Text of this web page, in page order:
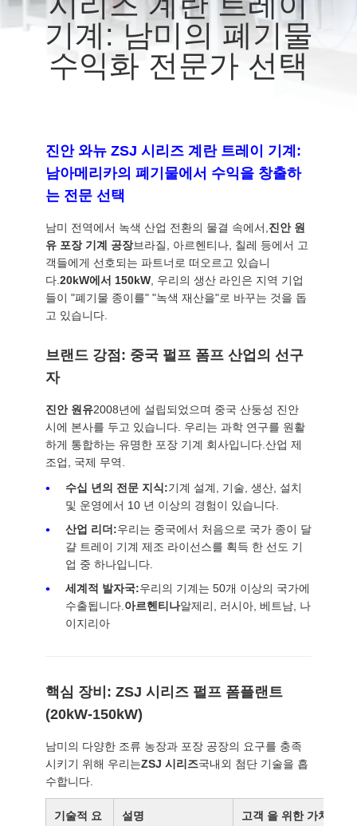
사
기계: 남미의 폐기물
수익화 전문가 선택
진안 와뉴 ZSJ 시리즈 계란 트레이 기계:
남아메리카의 폐기물에서 수익을 창출하
는 전문 선택
남미 전역에서 녹색 산업 전환의 물결 속에서,진안 원
유 포장 기계 공장브라질, 아르헨티나, 칠레 등에서 고
객들에게 선호되는 파트너로 떠오르고 있습니
다.20kW에서 150kW, 우리의 생산 라인은 지역 기업
들이 "폐기물 종이를" "녹색 재산을"로 바꾸는 것을 돕
고 있습니다.
브랜드 강점: 중국 펄프 폼프 산업의 선구
자
진안 원유2008년에 설립되었으며 중국 산둥성 진안
시에 본사를 두고 있습니다. 우리는 과학 연구를 원활
하게 통합하는 유명한 포장 기계 회사입니다.산업 제
조업, 국제 무역.
수십 년의 전문 지식:기계 설계, 기술, 생산, 설치
및 운영에서 10 년 이상의 경험이 있습니다.
산업 리더:우리는 중국에서 처음으로 국가 종이 달
걀 트레이 기계 제조 라이선스를 획득 한 선도 기
업 중 하나입니다.
세계적 발자국:우리의 기계는 50개 이상의 국가에
수출됩니다.아르헨티나알제리, 러시아, 베트남, 나
이지리아
핵심 장비: ZSJ 시리즈 펄프 폼플랜트
(20kW-150kW)
남미의 다양한 조류 농장과 포장 공장의 요구를 충족
시키기 위해 우리는ZSJ 시리즈국내외 첨단 기술을 흡
수합니다.
기술적 요
설명 고객 을 위한 가치